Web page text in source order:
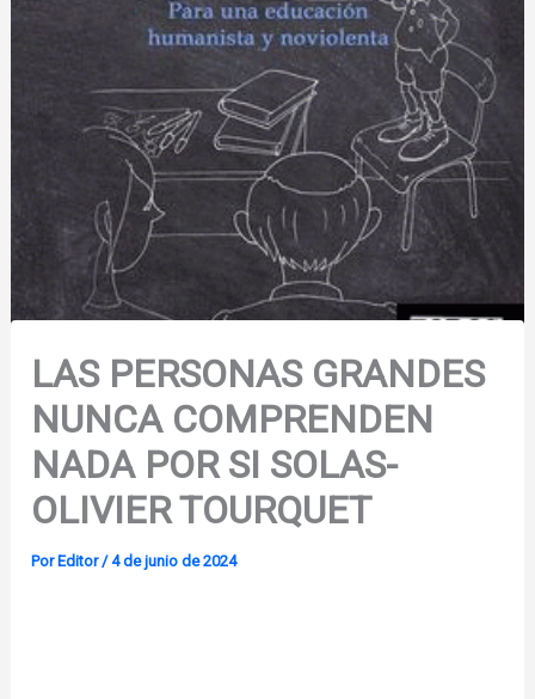
LAS PERSONAS GRANDES
NUNCA COMPRENDEN
NADA POR SI SOLAS-
OLIVIER TOURQUET
Por Editor /4 de junio de 2024